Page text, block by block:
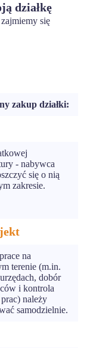
działkę
się
zakup działki:
- nabywca
się o nią
zakresie.
na
terenie (m.in.
dobór
i kontrola
należy
samodzielnie.